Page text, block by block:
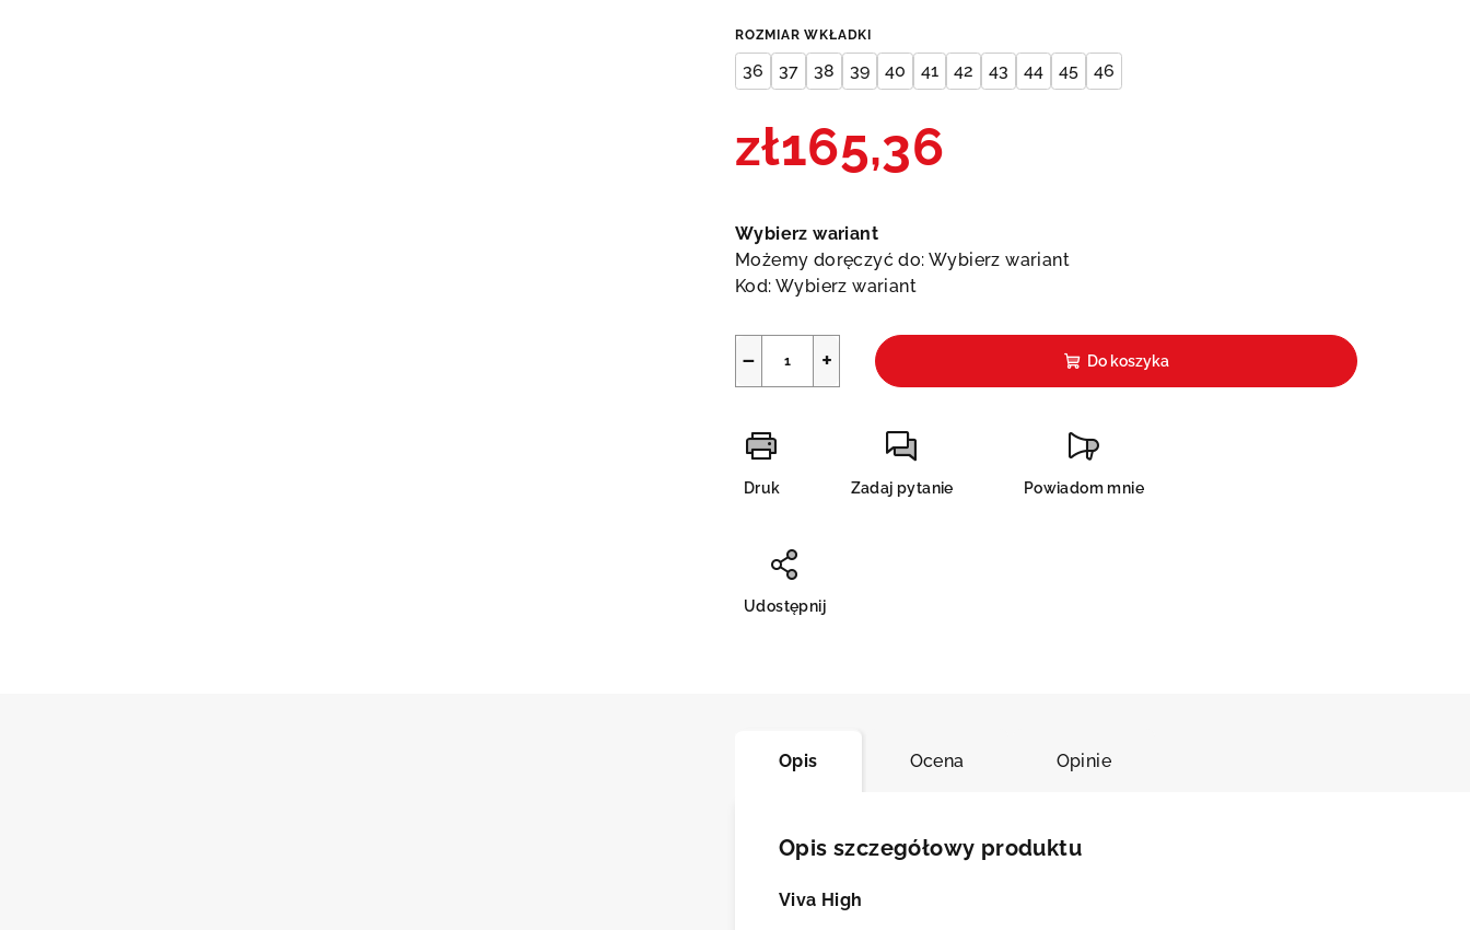
ROZMIAR WKŁADKI
36 37 38 39 40 41 42 43 44 45 46
zł165,36
jednostkowa:
Wybierz wariant
Możemy doręczyć do: Wybierz wariant
Kod: Wybierz wariant
+
− Do koszyka
Druk Zadaj pytanie Powiadom mnie
Udostępnij
Opis Ocena Opinie
Opis szczegółowy produktu
Viva High